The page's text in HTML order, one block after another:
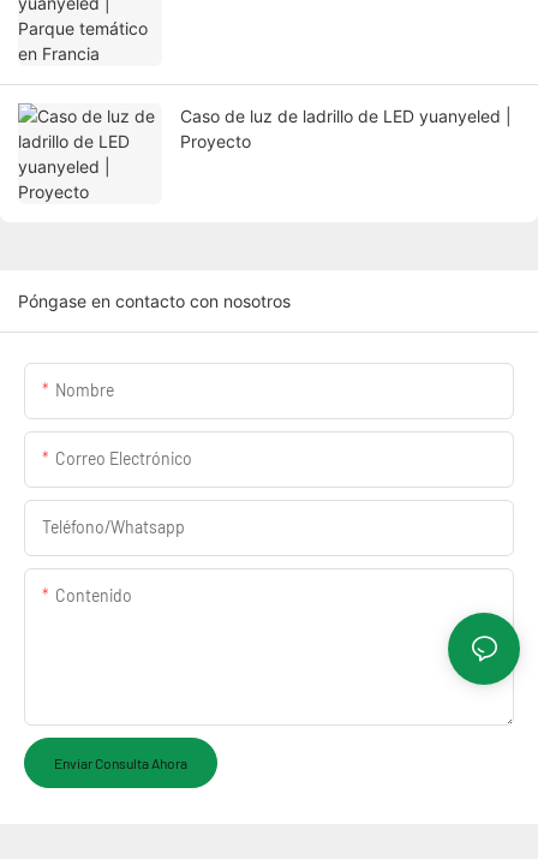
Caso de luz de ladrillo de LED yuanyeled |
Proyecto
Póngase en contacto con nosotros
Nombre
Correo Electrónico
Teléfono/whatsapp
Contenido
Enviar Consulta Ahora